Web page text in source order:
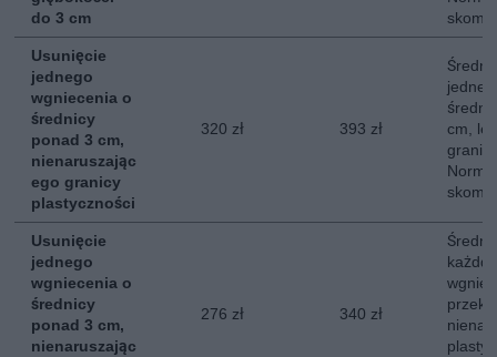
do 3 cm
Usunięcie
jednego
wgniecenia o
średnicy
ponad 3 cm,
nienaruszając
ego granicy
plastyczności
320 zł 393 zł
Średni
cm,
Usunięcie
jednego
wgniecenia o
średnicy
ponad 3 cm,
nienaruszając
276 zł 340 zł
Średni